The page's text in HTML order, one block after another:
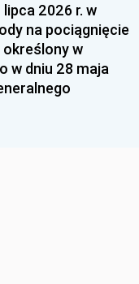
lipca 2026 r. w
na pociągnięcie
określony w
w dniu 28 maja